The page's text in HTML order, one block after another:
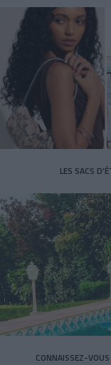
LES SACS
CONNAISSEZ-